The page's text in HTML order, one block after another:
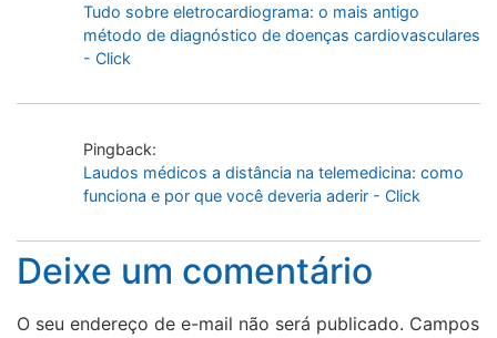
Tudo sobre eletrocardiograma: o mais antigo
método de diagnóstico de doenças cardiovasculares
- Click
Pingback:
Laudos médicos a distância na telemedicina: como
funciona e por que você deveria aderir - Click
Deixe um comentário
O seu endereço de e-mail não será publicado. Campos